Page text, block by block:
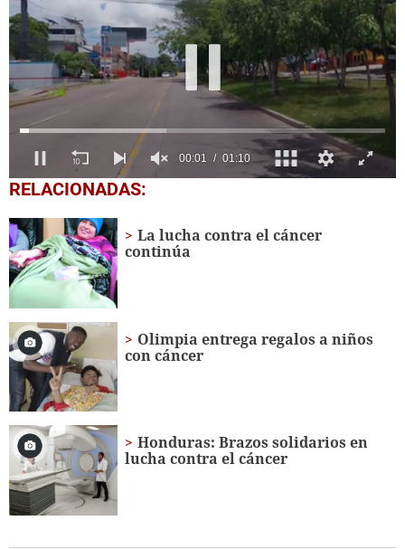
0
seconds
1
minute,
10
seconds
RELACIONADAS:
La lucha contra el cáncer
continúa
Olimpia entrega regalos a niños
con cáncer
Honduras: Brazos solidarios en
lucha contra el cáncer